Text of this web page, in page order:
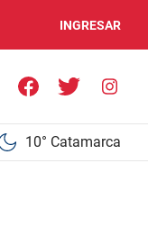
INGRESAR
10° Catamarca